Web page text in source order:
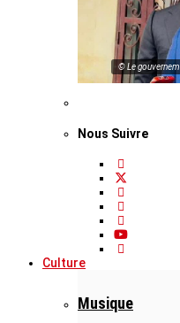
© Le
Nous Suivre
Culture
Musique